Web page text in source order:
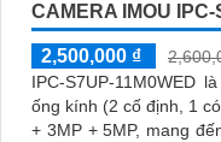
CAMERA IMOU IPC-
2,500,000 ₫
IPC-S7UP-11M0WED
ống kính (2 cố định, 1
+ 3MP + 5MP, mang đến